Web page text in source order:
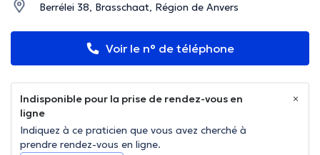
Berrélei 38, Brasschaat, Région de Anvers
Voir le n° de téléphone
Indisponible pour la prise de rendez-vous en
ligne
Indiquez à ce praticien que vous avez cherché à
prendre rendez-vous en ligne.